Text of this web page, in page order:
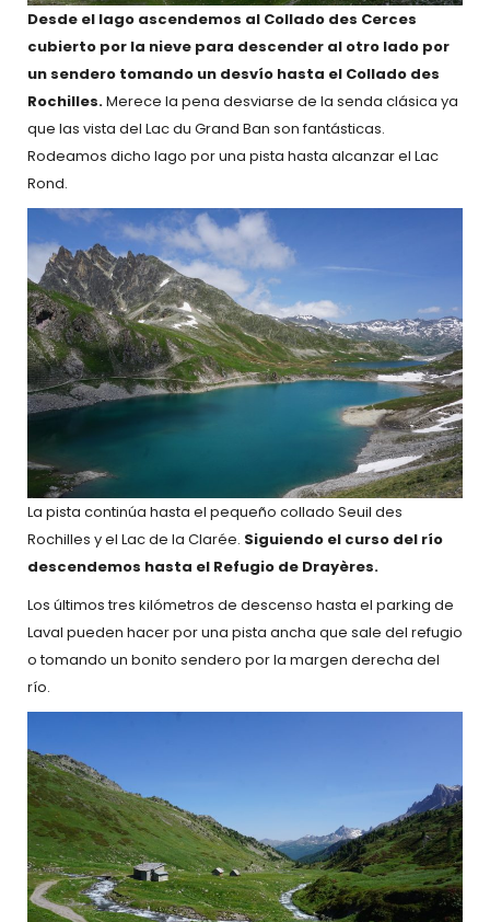
Desde el lago ascendemos al Collado des Cerces
cubierto por la nieve para descender al otro lado por
un sendero tomando un desvío hasta el Collado des
Rochilles.Merece la pena desviarse de la senda clásica ya
que las vista del Lac du Grand Ban son fantásticas.
Rodeamos dicho lago por una pista hasta alcanzar el Lac
Rond.
La pista continúa hasta el pequeño collado Seuil des
Rochilles y el Lac de la Clarée. Siguiendo el curso del río
descendemos hasta el Refugio de Drayères.
Los últimos tres kilómetros de descenso hasta el parking de
Laval pueden hacer por una pista ancha que sale del refugio
o tomando un bonito sendero por la margen derecha del
río.